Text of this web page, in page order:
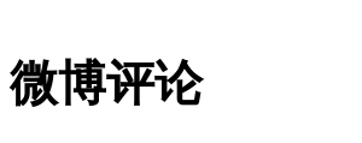
微博评论